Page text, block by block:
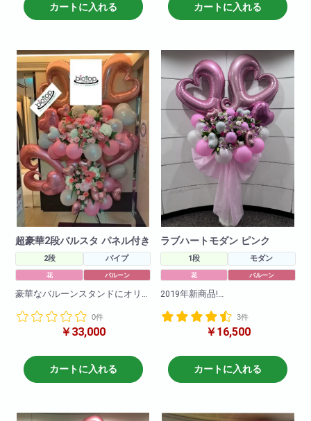
のでお問い合わせください。
カートに入れる
ただければそのように作成させ
ていただきます!(在庫がない場合
れがないように仕入れはしてお
りますので、当日お急ぎの場合
でも一度お問い合わせ下さいま
せ!)
カートに入れる
超豪華2段バルスタ パネル付き
2段 パイプ
花 バルーン
豪華なバルーンスタンドにオリ
けできる
ボリューム満点なフラワースタ
お色の調整も可能ですのでお問
い合わせください。
0件
￥33,000
カートに入れる
ラブハートモダン ピンク
1段 モダン
花 バルーン
2019年新商品!
花を使用してリボンも付けて
おしゃれなモダンスタンドと組
大人気の商品です!是非お試しく
ださいませ。
※写真はイメージです
何卒ご了承ください。
3件
￥16,500
カートに入れる